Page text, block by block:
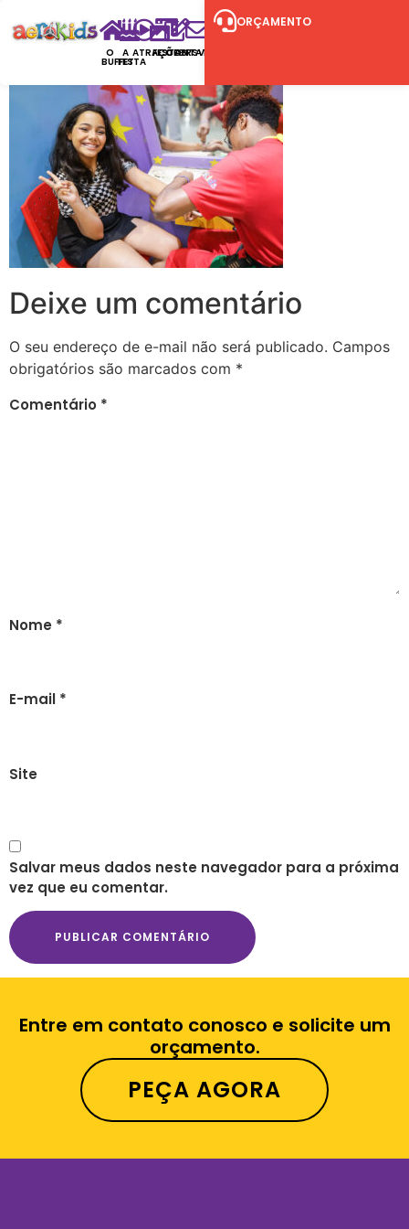
O
BUFFET
A
FESTA
ATRAÇÕES
FESTAS
CONTATO
RSVP
ORÇAMENTO
Deixe um comentário
O seu endereço de e-mail não será publicado. Campos
obrigatórios são marcados com *
Comentário *
Nome *
E-mail *
Site
Salvar meus dados neste navegador para a próxima
vez que eu comentar.
Entre em contato conosco e solicite um
orçamento.
PEÇA AGORA